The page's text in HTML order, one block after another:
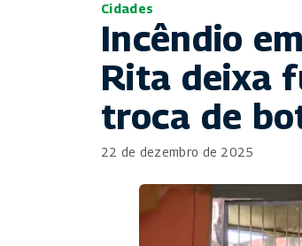
Cidades
Incêndio
Rita deixa
troca de
22 de dezembro de 2025